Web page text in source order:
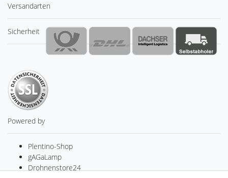
Versandarten
Sicherheit
Powered by
Plentino-Shop
gAGaLamp
Drohnenstore24